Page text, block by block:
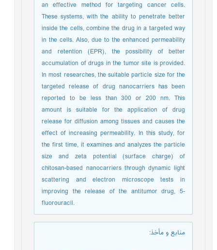
an effective method for targeting cancer cells.
These systems, with the ability to penetrate better
inside the cells, combine the drug in a targeted way
in the cells. Also, due to the enhanced permeability
and retention (EPR), the possibility of better
accumulation of drugs in the tumor site is provided.
In most researches, the suitable particle size for the
targeted release of drug nanocarriers has been
reported to be less than 300 or 200 nm. This
amount is suitable for the application of drug
release for diffusion among tissues and causes the
effect of increasing permeability. In this study, for
the first time, it examines and analyzes the particle
size and zeta potential (surface charge) of
chitosan-based nanocarriers through dynamic light
scattering and electron microscope tests in
improving the release of the antitumor drug, 5-
fluorouracil.
منابع و مأخذ: